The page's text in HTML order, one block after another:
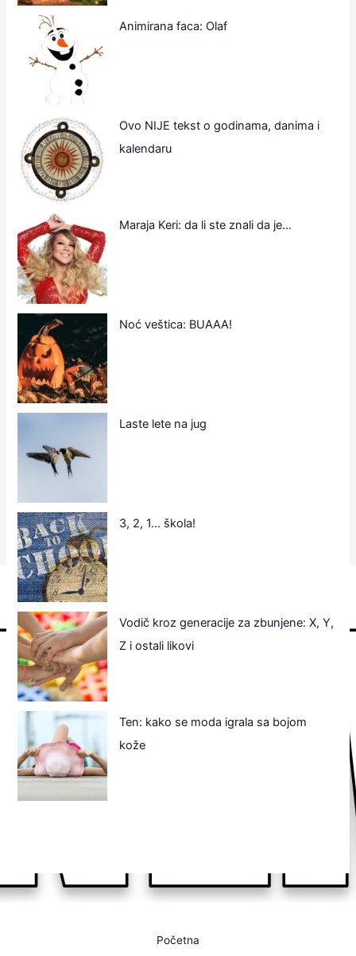
Animirana faca: Olaf
Ovo NIJE tekst o godinama, danima i
kalendaru
Maraja Keri: da li ste znali da je…
Noć veštica: BUAAA!
Laste lete na jug
3, 2, 1… škola!
Vodič kroz generacije za zbunjene: X, Y,
Z i ostali likovi
Ten: kako se moda igrala sa bojom
kože
Početna